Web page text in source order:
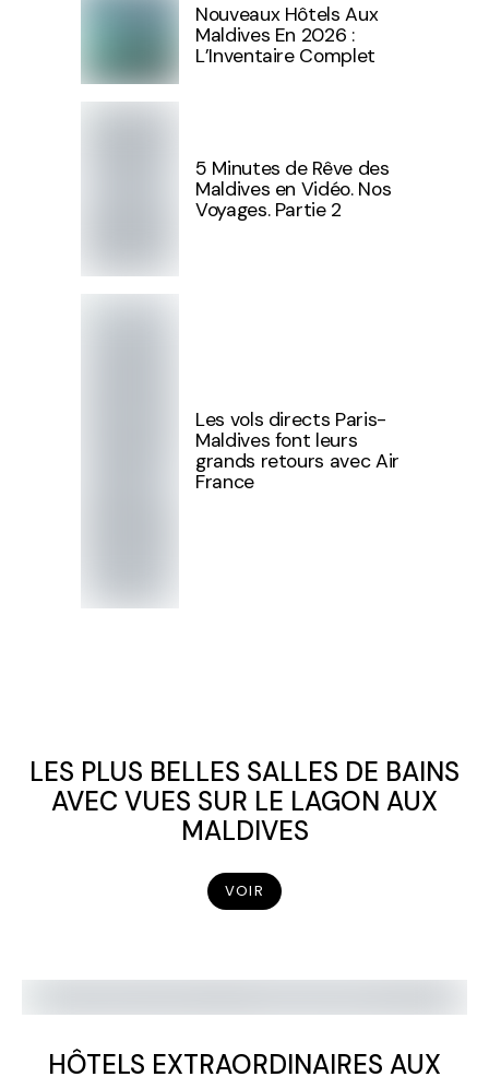
Nouveaux Hôtels Aux
Maldives En 2026 :
L’Inventaire Complet
5 Minutes de Rêve des
Maldives en Vidéo. Nos
Voyages. Partie 2
Les vols directs Paris-
Maldives font leurs
grands retours avec Air
France
LES PLUS BELLES SALLES DE BAINS
AVEC VUES SUR LE LAGON AUX
MALDIVES
VOIR
HÔTELS EXTRAORDINAIRES AUX